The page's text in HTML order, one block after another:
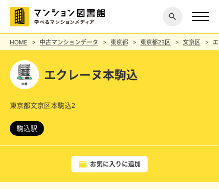
探す
閉じ
る
HOME 中古マンションデータ 東京都 東京都23区 文京区
エクレーヌ本駒込
東京都文京区本駒込2
駒込駅
お気に入りに追加